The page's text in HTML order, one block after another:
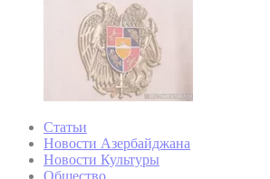
Статьи
Новости Азербайджана
Новости Культуры